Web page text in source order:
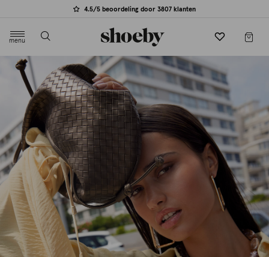
4.5/5 beoordeling door 3807 klanten
menu